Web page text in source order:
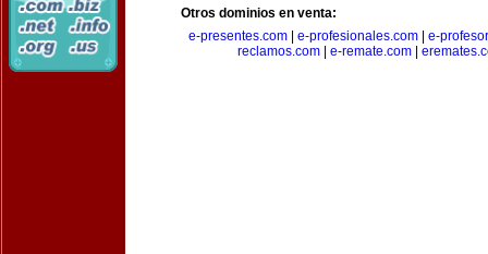
Otros dominios en venta:
e-presentes.com
e-profesionales.com
e-
reclamos.com
e-remate.com